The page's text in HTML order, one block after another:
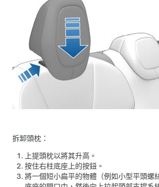
拆卸頭枕：
上提頭枕以將其升高。
按住右柱底座上的按鈕。
將一個短小扁平的物體（例如小型平頭螺